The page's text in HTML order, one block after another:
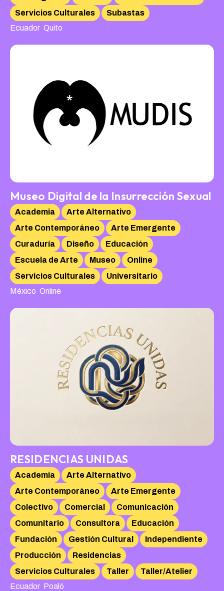
Servicios Culturales
Subastas
Ecuador Quito
Museo Digital de la Insurrección Sexual
Academia
Arte Alternativo
Arte Contemporáneo
Arte Emergente
Curaduría
Diseño
Educación
Escuela de Arte
Museo
Online
Servicios Culturales
Universitario
México Online
RESIDENCIAS UNIDAS
Academia
Arte Alternativo
Arte Contemporáneo
Arte Emergente
Colectivo
Comercial
Comunicación
Comunitario
Consultora
Educación
Fundación
Gestión Cultural
Independiente
Producción
Residencias
Servicios Culturales
Taller
Taller/Atelier
Ecuador Poaló